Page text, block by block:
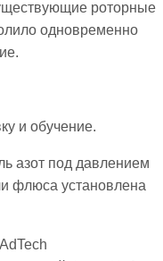
роторные
одновременно
и обучение.
азот под давлением
флюса установлена
AdTech